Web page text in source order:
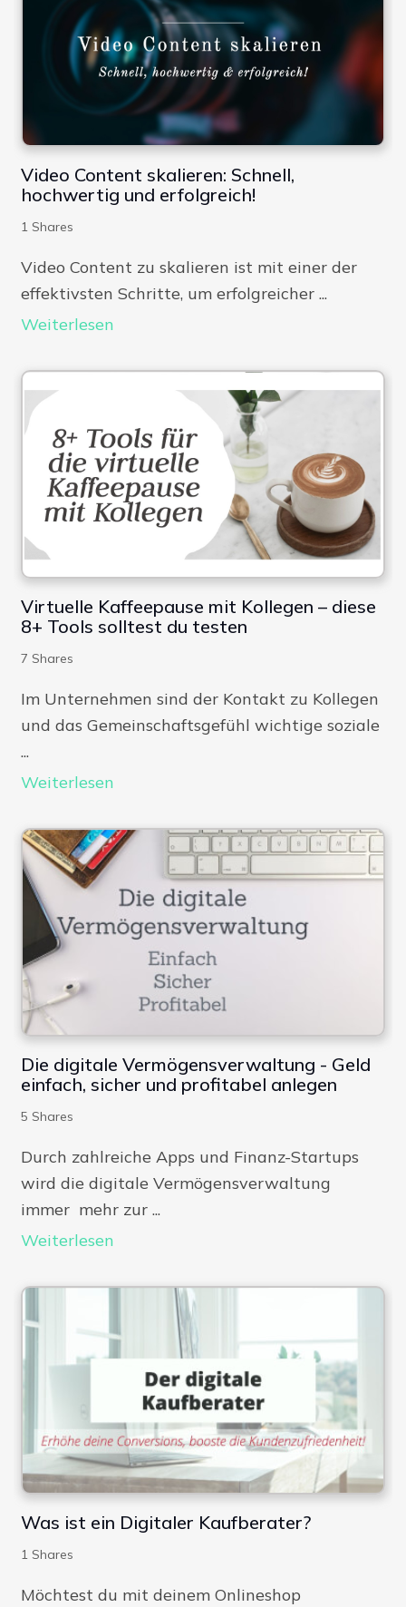
Video Content skalieren: Schnell,
hochwertig und erfolgreich!
1 Shares
Video Content zu skalieren ist mit einer der
effektivsten Schritte, um erfolgreicher ...
Weiterlesen
Virtuelle Kaffeepause mit Kollegen – diese
8+ Tools solltest du testen
7 Shares
Im Unternehmen sind der Kontakt zu Kollegen
und das Gemeinschaftsgefühl wichtige soziale
...
Weiterlesen
Die digitale Vermögensverwaltung - Geld
einfach, sicher und profitabel anlegen
5 Shares
Durch zahlreiche Apps und Finanz-Startups
wird die digitale Vermögensverwaltung
immer mehr zur ...
Weiterlesen
Was ist ein Digitaler Kaufberater?
1 Shares
Möchtest du mit deinem Onlineshop